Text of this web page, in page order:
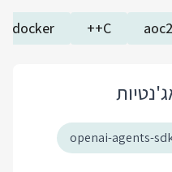
C++
docker
openai-agents-